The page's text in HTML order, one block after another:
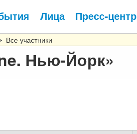
Лица Пресс-центр
Все участники
Нью-Йорк»